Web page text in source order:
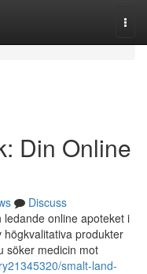
Din Online
Discuss
online apoteket i
produkter
söker medicin mot
smalt-land-